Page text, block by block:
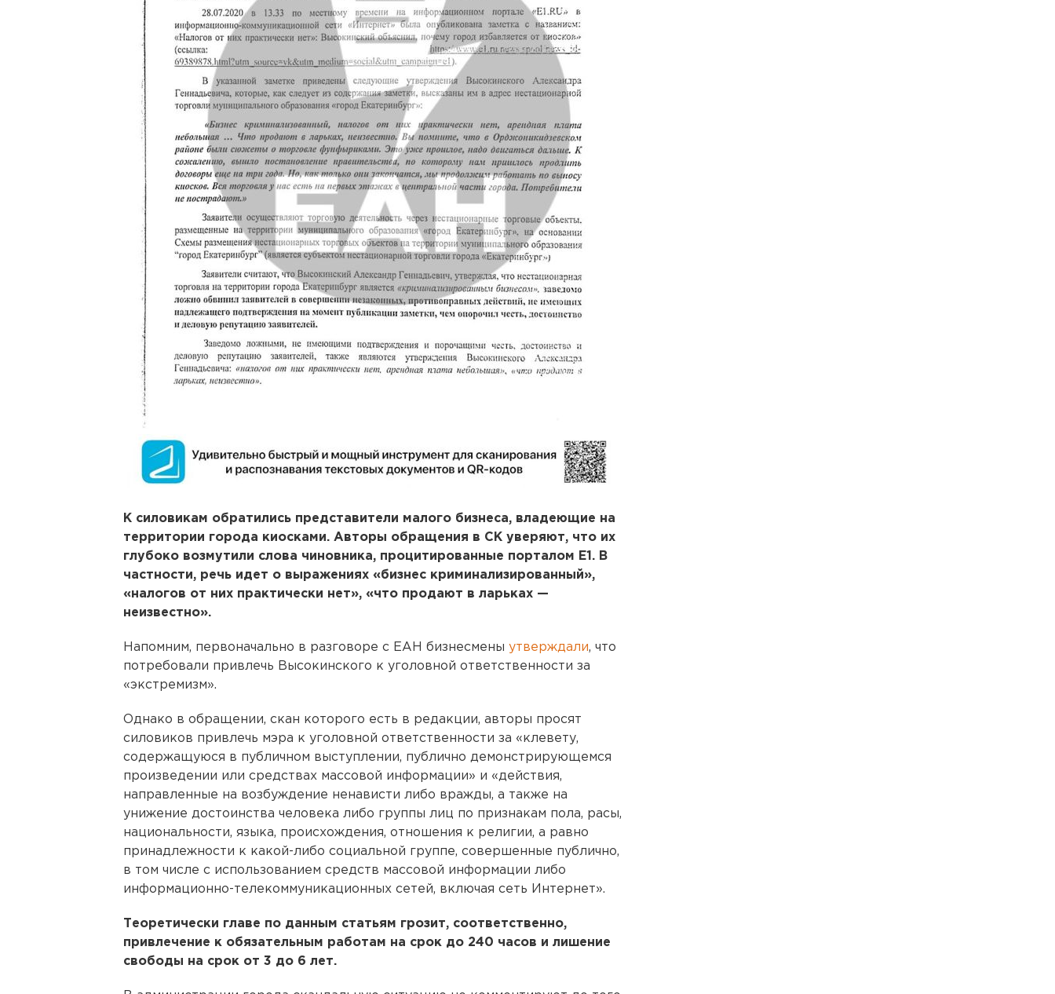
К силовикам обратились представители малого бизнеса, владеющие на
территории города киосками. Авторы обращения в СК уверяют, что их
глубоко возмутили слова чиновника, процитированные порталом Е1. В
частности, речь идет о выражениях «бизнес криминализированный»,
«налогов от них практически нет», «что продают в ларьках —
неизвестно».
Напомним, первоначально в разговоре с ЕАН бизнесмены утверждали, что
потребовали привлечь Высокинского к уголовной ответственности за
«экстремизм».
Однако в обращении, скан которого есть в редакции, авторы просят
силовиков привлечь мэра к уголовной ответственности за «клевету,
содержащуюся в публичном выступлении, публично демонстрирующемся
произведении или средствах массовой информации» и «действия,
направленные на возбуждение ненависти либо вражды, а также на
унижение достоинства человека либо группы лиц по признакам пола, расы,
национальности, языка, происхождения, отношения к религии, а равно
принадлежности к какой-либо социальной группе, совершенные публично,
в том числе с использованием средств массовой информации либо
информационно-телекоммуникационных сетей, включая сеть Интернет».
Теоретически главе по данным статьям грозит, соответственно,
привлечение к обязательным работам на срок до 240 часов и лишение
свободы на срок от 3 до 6 лет.